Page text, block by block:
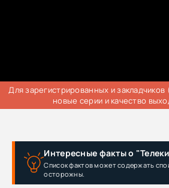
Для зарегистрированных и
новые серии и качество
Интересные факты о
Список фактов может содержать
осторожны.